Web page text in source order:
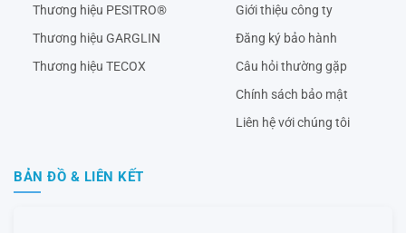
Thương hiệu PESITRO®
Thương hiệu GARGLIN
Thương hiệu TECOX
Giới thiệu công ty
Đăng ký bảo hành
Câu hỏi thường gặp
Chính sách bảo mật
Liên hệ với chúng tôi
BẢN ĐỒ & LIÊN KẾT